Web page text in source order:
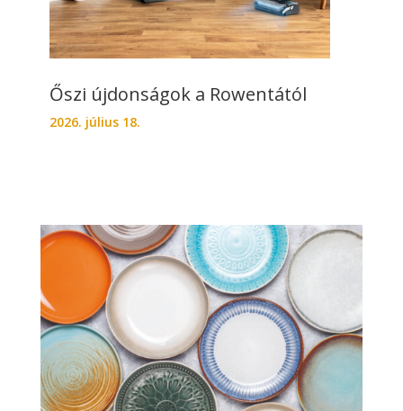
Őszi újdonságok a Rowentától
2026. július 18.